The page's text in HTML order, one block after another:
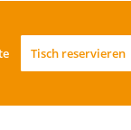
Tisch reservieren